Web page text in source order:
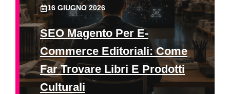
16 GIUGNO 2026
SEO Magento Per E-
Commerce Editoriali: Come
Far Trovare Libri E Prodotti
Culturali